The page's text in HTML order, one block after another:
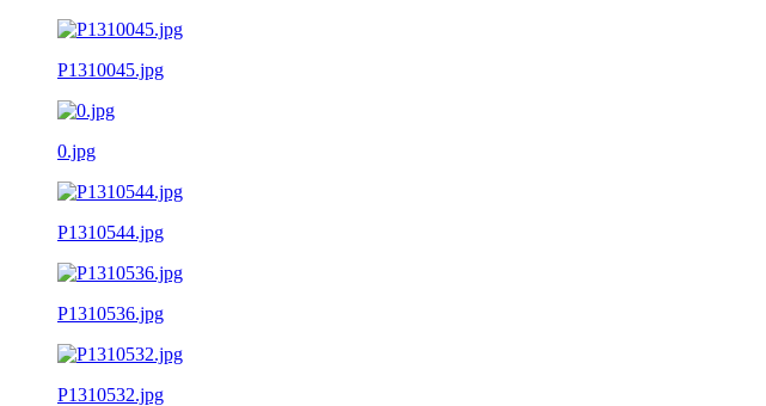
P1310045.jpg
0.jpg
P1310544.jpg
P1310536.jpg
P1310532.jpg